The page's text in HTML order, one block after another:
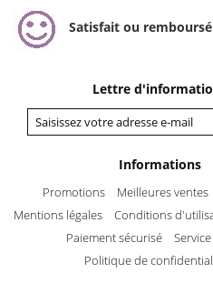
Satisfait ou remboursé
Lettre
Informations
Promotions Meilleures ventes
Mentions légales
Conditions
Paiement sécurisé
Politique de